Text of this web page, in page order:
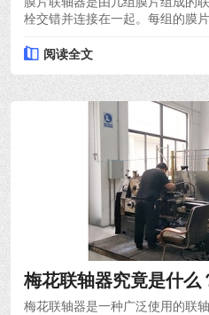
栓交错并连接在一起。每组的膜
阅读全文
梅花联轴器究竟是什么
梅花联轴器是一种广泛使用的联